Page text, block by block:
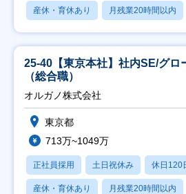
産休・育休あり 月残業20時間以内
25-40【東京本社】社内SE/グロ
（総合職）
オルガノ株式会社
東京都
713万~1049万
正社員採用 土日祝休み 休日120
産休・育休あり 月残業20時間以内